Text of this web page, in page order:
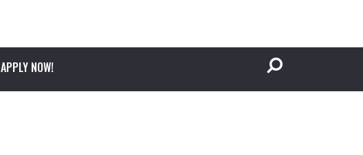
APPLY NOW!